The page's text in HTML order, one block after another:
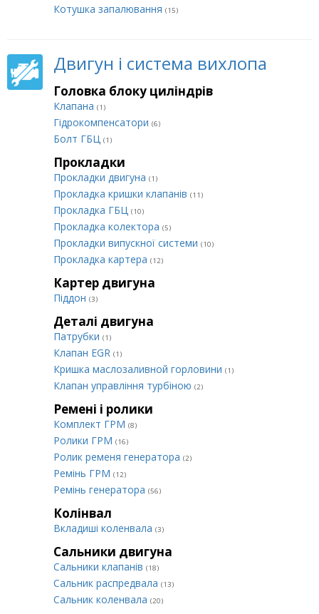
Котушка запалювання (15)
Двигун і система вихлопа
Головка блоку циліндрів
Клапана (1)
Гідрокомпенсатори (6)
Болт ГБЦ (1)
Прокладки
Прокладки двигуна (1)
Прокладка кришки клапанів (11)
Прокладка ГБЦ (10)
Прокладка колектора (5)
Прокладки випускної системи (10)
Прокладка картера (12)
Картер двигуна
Піддон (3)
Деталі двигуна
Патрубки (1)
Клапан EGR (1)
Кришка маслозаливной горловини (1)
Клапан управління турбіною (2)
Ремені і ролики
Комплект ГРМ (8)
Ролики ГРМ (16)
Ролик ременя генератора (2)
Ремінь ГРМ (12)
Ремінь генератора (56)
Колінвал
Вкладиші коленвала (3)
Сальники двигуна
Сальники клапанів (18)
Сальник распредвала (13)
Сальник коленвала (20)